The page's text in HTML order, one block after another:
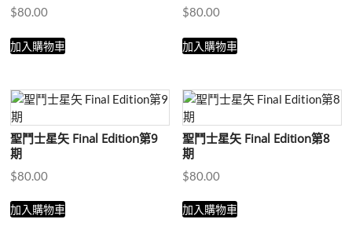
$80.00
加入購物車
$80.00
加入購物車
聖鬥士星矢 Final Edition第9
期
$80.00
加入購物車
聖鬥士星矢 Final Edition第8
期
$80.00
加入購物車